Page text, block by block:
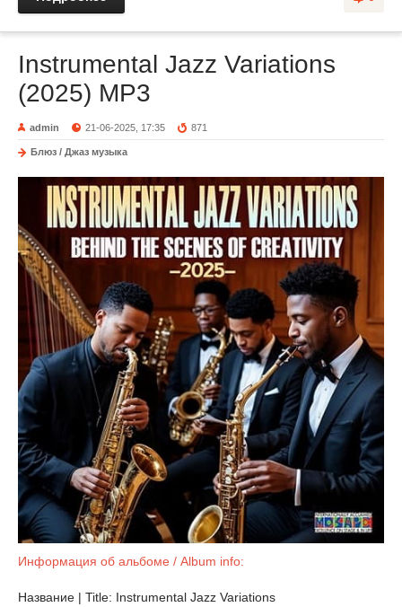
Instrumental Jazz Variations
(2025) MP3
admin 21-06-2025, 17:35 871
Блюз / Джаз музыка
Информация об альбоме / Album info:
Название | Title: Instrumental Jazz Variations